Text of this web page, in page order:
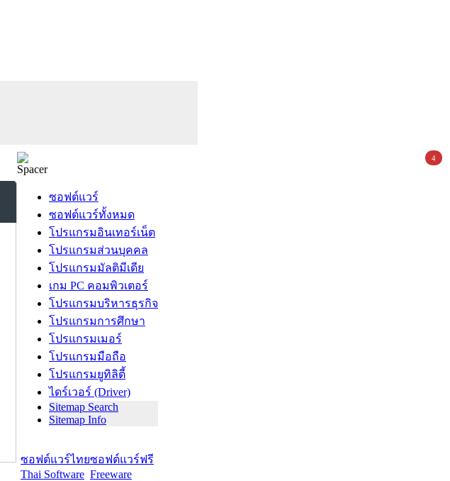
ซอฟต์แวร์
ซอฟต์แวร์ทั้งหมด
โปรแกรมอินเทอร์เน็ต
โปรแกรมส่วนบุคคล
โปรแกรมมัลติมีเดีย
เกม PC คอมพิวเตอร์
โปรแกรมบริหารธุรกิจ
โปรแกรมการศึกษา
โปรแกรมเมอร์
โปรแกรมมือถือ
โปรแกรมยูทิลิตี้
ไดร์เวอร์ (Driver)
Sitemap Search
Sitemap Info
ซอฟต์แวร์ไทย
Thai Software
ซอฟต์แวร์ฟรี
Freeware
4